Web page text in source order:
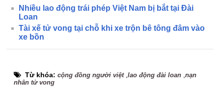
Nhiều lao động trái phép Việt Nam bị bắt tại Đài
Loan
Tài xế tử vong tại chỗ khi xe trộn bê tông đâm vào
xe bồn
Từ khóa:cộng đồng người việt,lao động đài loan ,nạn
nhân tử vong